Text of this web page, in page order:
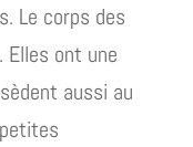
Le corps des
ont une
aussi au